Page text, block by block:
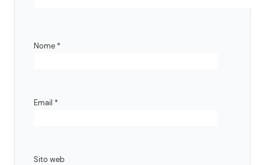
Nome *
Email *
Sito web